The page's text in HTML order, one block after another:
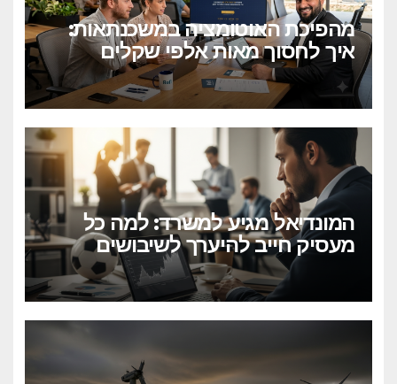
מהפיכת האוטומציה במשכנתאות:
איך לחסוך מאות אלפי שקלים
בלחיצת כפתור?
המונדיאל מגיע למשרד: למה כל
מעסיק חייב להיערך לשיבושים
הקרובים